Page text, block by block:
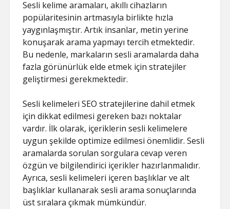
Sesli kelime aramaları, akıllı cihazların
popülaritesinin artmasıyla birlikte hızla
yaygınlaşmıştır. Artık insanlar, metin yerine
konuşarak arama yapmayı tercih etmektedir.
Bu nedenle, markaların sesli aramalarda daha
fazla görünürlük elde etmek için stratejiler
geliştirmesi gerekmektedir.
Sesli kelimeleri SEO stratejilerine dahil etmek
için dikkat edilmesi gereken bazı noktalar
vardır. İlk olarak, içeriklerin sesli kelimelere
uygun şekilde optimize edilmesi önemlidir. Sesli
aramalarda sorulan sorgulara cevap veren
özgün ve bilgilendirici içerikler hazırlanmalıdır.
Ayrıca, sesli kelimeleri içeren başlıklar ve alt
başlıklar kullanarak sesli arama sonuçlarında
üst sıralara çıkmak mümkündür.